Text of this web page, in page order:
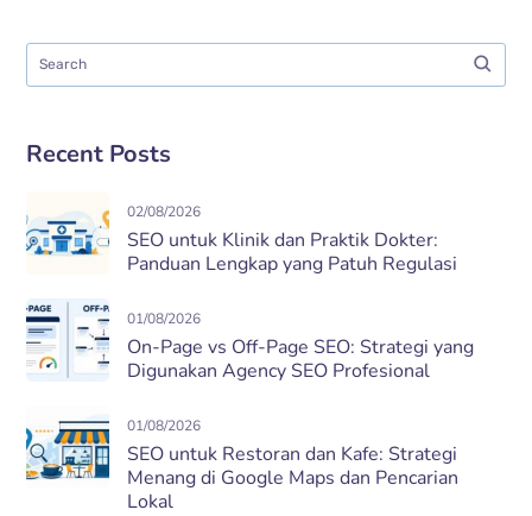
Recent Posts
02/08/2026
SEO untuk Klinik dan Praktik Dokter:
Panduan Lengkap yang Patuh Regulasi
01/08/2026
On-Page vs Off-Page SEO: Strategi yang
Digunakan Agency SEO Profesional
01/08/2026
SEO untuk Restoran dan Kafe: Strategi
Menang di Google Maps dan Pencarian
Lokal